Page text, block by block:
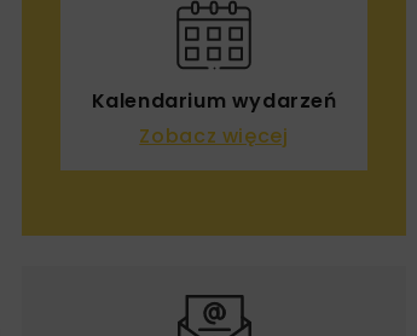
Kalendarium wydarzeń
Zobacz więcej